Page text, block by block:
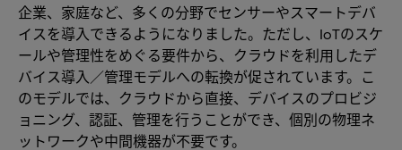
企業、家庭など、多くの分野でセンサーやスマートデバ
イスを導入できるようになりました。ただし、IoTのスケ
ールや管理性をめぐる要件から、クラウドを利用したデ
バイス導入／管理モデルへの転換が促されています。こ
のモデルでは、クラウドから直接、デバイスのプロビジ
ョニング、認証、管理を行うことができ、個別の物理ネ
ットワークや中間機器が不要です。